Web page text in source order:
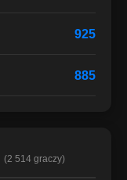
925
885
(2 514 graczy)